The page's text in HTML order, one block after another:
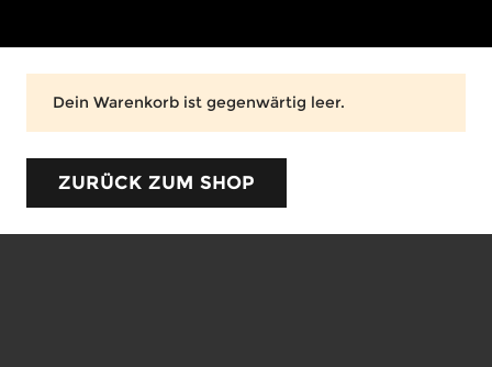
Dein Warenkorb ist gegenwärtig leer.
ZURÜCK ZUM SHOP